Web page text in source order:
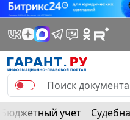
Бюджетный учет